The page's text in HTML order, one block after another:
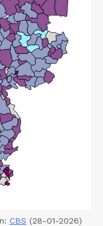
CBS (28-01-2026)